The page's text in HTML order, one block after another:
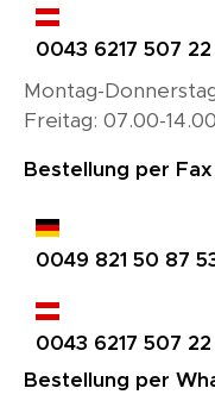
0043 6217 507 22
Montag-
Freitag: 07.00-
Bestellung per Fax
0049 821 50 87
0043 6217 507
Bestellung per